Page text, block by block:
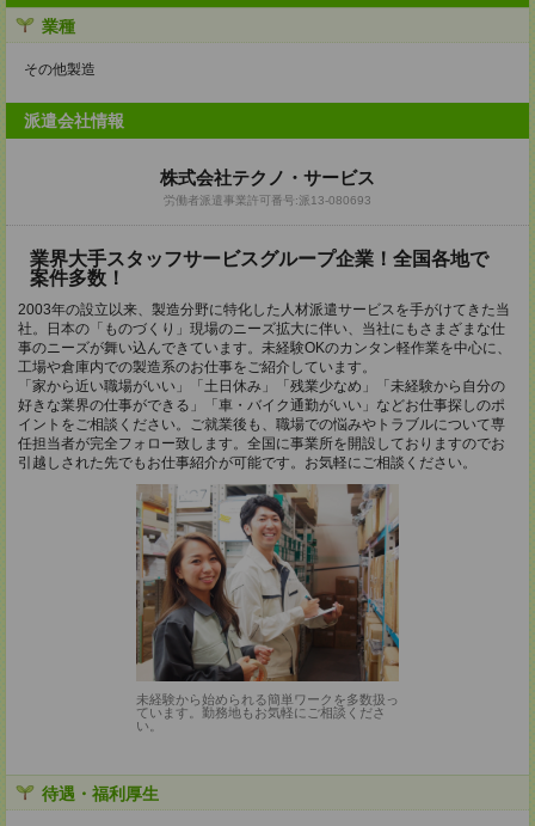
業種
その他製造
派遣会社情報
株式会社テクノ・サービス
労働者派遣事業許可番号:派13-080693
業界大手スタッフサービスグループ企業！全国各地で
案件多数！
2003年の設立以来、製造分野に特化した人材派遣サービスを手がけてきた当
社。日本の「ものづくり」現場のニーズ拡大に伴い、当社にもさまざまな仕
事のニーズが舞い込んできています。未経験OKのカンタン軽作業を中心に、
工場や倉庫内での製造系のお仕事をご紹介しています。
「家から近い職場がいい」「土日休み」「残業少なめ」「未経験から自分の
好きな業界の仕事ができる」「車・バイク通勤がいい」などお仕事探しのポ
イントをご相談ください。ご就業後も、職場での悩みやトラブルについて専
任担当者が完全フォロー致します。全国に事業所を開設しておりますのでお
引越しされた先でもお仕事紹介が可能です。お気軽にご相談ください。
未経験から始められる簡単ワークを多数扱っ
ています。勤務地もお気軽にご相談くださ
い。
待遇・福利厚生